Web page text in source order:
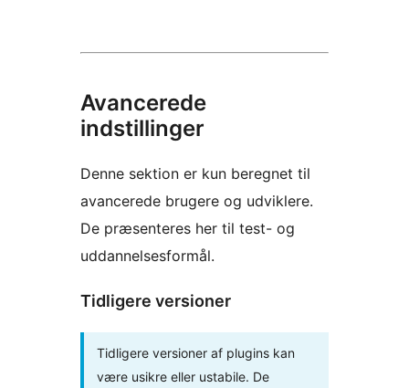
Avancerede
indstillinger
Denne sektion er kun beregnet til
avancerede brugere og udviklere.
De præsenteres her til test- og
uddannelsesformål.
Tidligere versioner
Tidligere versioner af plugins kan
være usikre eller ustabile. De